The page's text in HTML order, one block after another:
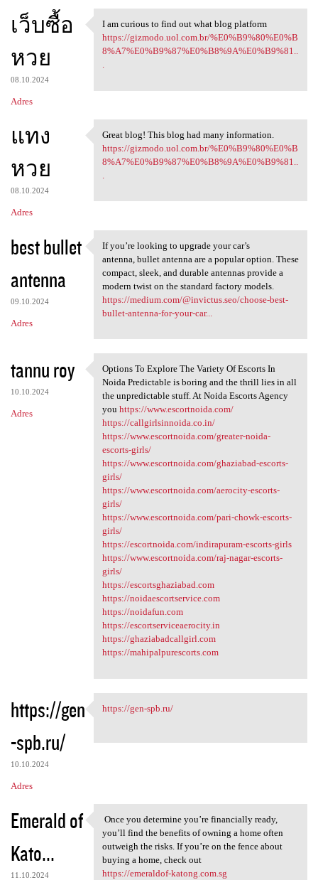
เว็บซื้อ
หวย
08.10.2024
Adres
I am curious to find out what
I am curious to find out what blog platform
https://gizmodo.uol.com.br/%E0%B9%80%E0%B
8%A7%E0%B9%87%E0%B8%9A%E0%B9%81..
แทง
หวย
08.10.2024
Adres
Great blog! This blog had
Great blog! This blog had many information.
https://gizmodo.uol.com.br/%E0%B9%80%E0%B
8%A7%E0%B9%87%E0%B8%9A%E0%B9%81..
best bullet
antenna
09.10.2024
Adres
If you’re looking to upgrade
If you’re looking to upgrade your car’s
antenna, bullet antenna are a popular option. These
compact, sleek, and durable antennas provide a
modern twist on the standard factory models.
https://medium.com/@invictus.seo/choose-best-
bullet-antenna-for-your-car...
tannu roy
10.10.2024
Adres
Options To Explore The
Options To Explore The Variety Of Escorts In
Noida Predictable is boring and the thrill lies in all
the unpredictable stuff. At Noida Escorts Agency
you https://www.escortnoida.com/
https://callgirlsinnoida.co.in/
https://www.escortnoida.com/greater-noida-
escorts-girls/
https://www.escortnoida.com/ghaziabad-escorts-
girls/
https://www.escortnoida.com/aerocity-escorts-
girls/
https://www.escortnoida.com/pari-chowk-escorts-
girls/
https://escortnoida.com/indirapuram-escorts-girls
https://www.escortnoida.com/raj-nagar-escorts-
girls/
https://escortsghaziabad.com
https://noidaescortservice.com
https://noidafun.com
https://escortserviceaerocity.in
https://ghaziabadcallgirl.com
https://mahipalpurescorts.com
https://gen
-spb.ru/
10.10.2024
Adres
https://gen-spb.ru/
https://gen-spb.ru/
Emerald of
Kato...
11.10.2024
Once you determine you’re
Once you determine you’re financially ready,
you’ll find the benefits of owning a home often
outweigh the risks. If you’re on the fence about
buying a home, check out
https://emeraldof-katong.com.sg